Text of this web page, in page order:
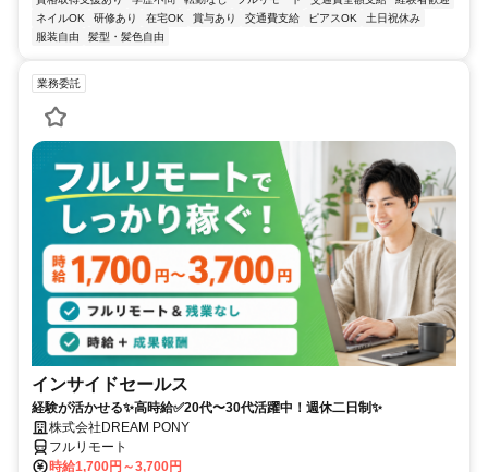
ネイルOK
研修あり 在宅OK 賞与あり 交通費支給 ピアスOK
土日祝休み
服装自由
髪型・髪色自由
業務委託
インサイドセールス
経験が活かせる✨高時給✅20代〜30代活躍中！週休二日制✨
株式会社DREAM PONY
フルリモート
時給1,700円～3,700円